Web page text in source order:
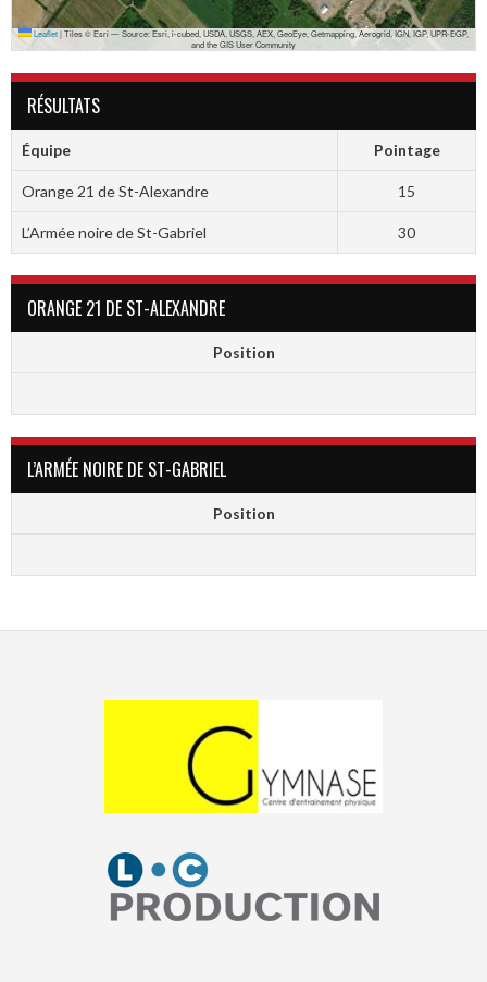
Leaflet|Tiles © Esri — Source: Esri, i-cubed, USDA, USGS, AEX, GeoEye, Getmapping, Aerogrid, IGN, IGP, UPR-EGP,
and the GIS User Community
RÉSULTATS
Équipe Pointage
Orange 21 de St-Alexandre 15
L’Armée noire de St-Gabriel 30
ORANGE 21 DE ST-ALEXANDRE
Position
L’ARMÉE NOIRE DE ST-GABRIEL
Position